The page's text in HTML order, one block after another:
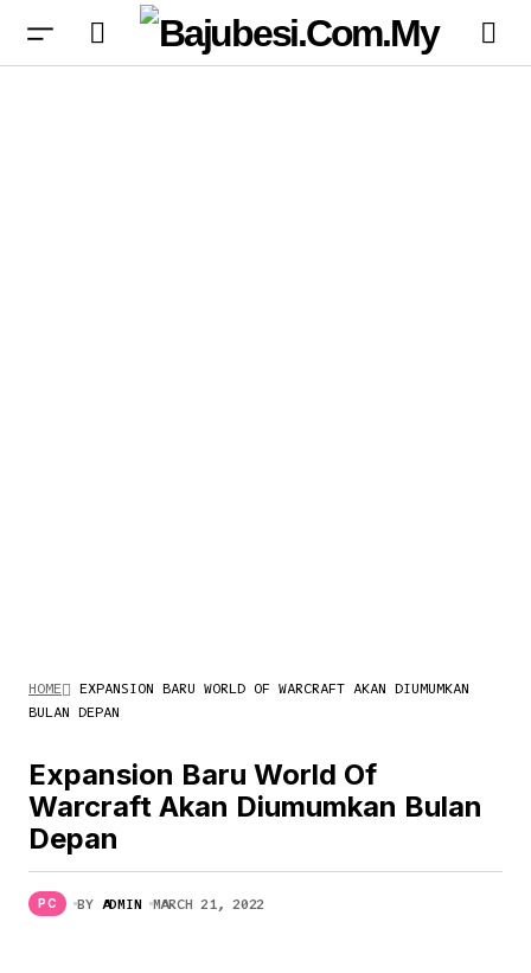
HOME
EXPANSION BARU WORLD OF WARCRAFT AKAN DIUMUMKAN
BULAN DEPAN
Expansion Baru World Of
Warcraft Akan Diumumkan Bulan
Depan
PC BY ADMIN MARCH 21, 2022